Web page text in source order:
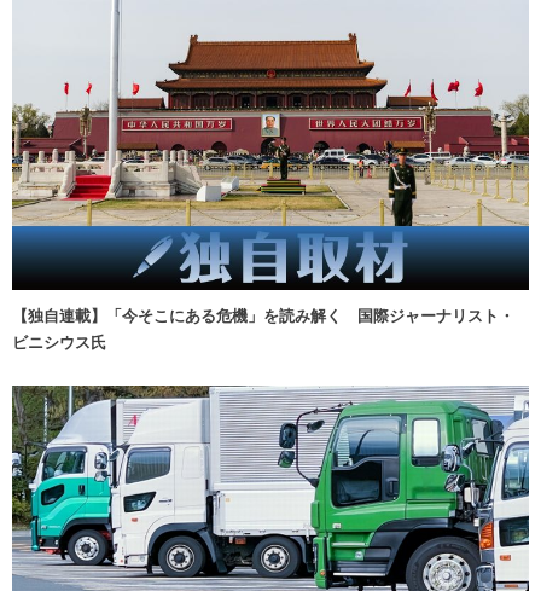
【独自連載】「今そこにある危機」を読み解く 国際ジャーナリスト・
ビニシウス氏